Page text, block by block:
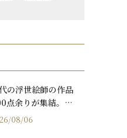
の浮世絵師の作品
点余りが集結。…
08/06